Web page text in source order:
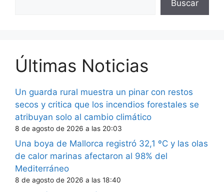
Buscar
Últimas Noticias
Un guarda rural muestra un pinar con restos
secos y critica que los incendios forestales se
atribuyan solo al cambio climático
8 de agosto de 2026 a las 20:03
Una boya de Mallorca registró 32,1 ºC y las olas
de calor marinas afectaron al 98% del
Mediterráneo
8 de agosto de 2026 a las 18:40